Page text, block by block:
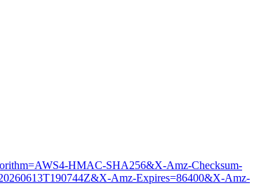
HMAC-SHA256&X-Amz-Checksum-
Amz-Expires=86400&X-Amz-